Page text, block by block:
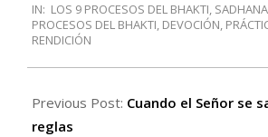
04-
16
IN: LOS 9 PROCESOS DEL BHAKTI, SADHANA
PROCESOS DEL BHAKTI, DEVOCIÓN,
RENDICIÓN
Previous Post: Cuando el Señor se
reglas